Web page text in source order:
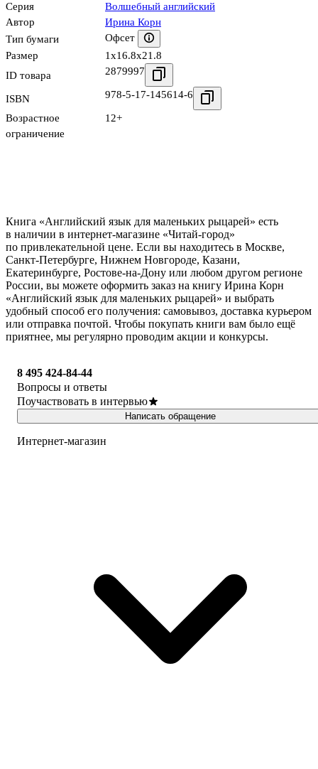
Серия
Волшебный английский
Автор
Ирина Корн
Тип бумаги
Офсет
Размер
1x16.8x21.8
ID товара
2879997
ISBN 978-5-17-145614-6
Возрастное
ограничение
12+
Книга «Английский язык для маленьких рыцарей» есть
в наличии в интернет-магазине «Читай-город»
по привлекательной цене. Если вы находитесь в Москве,
Санкт-Петербурге, Нижнем Новгороде, Казани,
Екатеринбурге, Ростове-на-Дону или любом другом регионе
России, вы можете оформить заказ на книгу Ирина Корн
«Английский язык для маленьких рыцарей» и выбрать
удобный способ его получения: самовывоз, доставка курьером
или отправка почтой. Чтобы покупать книги вам было ещё
приятнее, мы регулярно проводим акции и конкурсы.
8 495 424-84-44
Вопросы и ответы
Поучаствовать в интервью
Написать обращение
Интернет-магазин